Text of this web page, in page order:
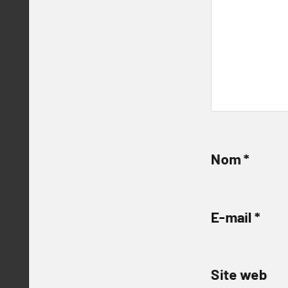
Nom*
E-mail *
Site web